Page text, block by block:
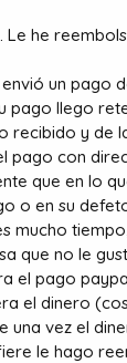
el pago y el
120euros
vez confiado
días me
de precio, por
que PayPal
seguro que
un operador de
que si envías
con
Le he
un pago
pago llego
recibido y de
pago con
que en lo
o en su
mucho
que no le
el pago
el dinero
una vez el
le hago